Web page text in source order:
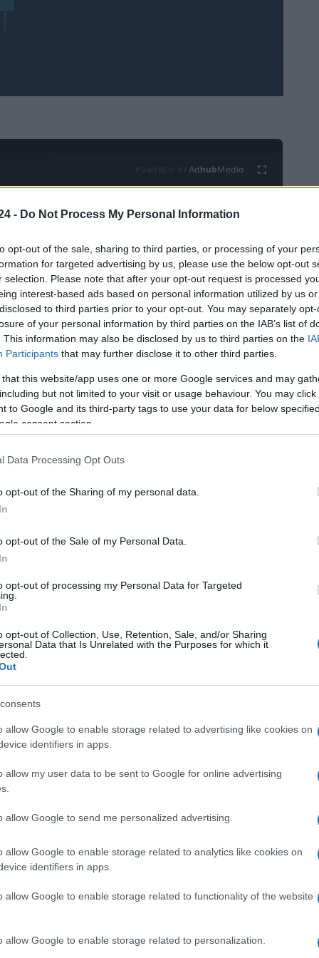
- Do Not Process My Personal Information
opt-out of the sale, sharing to third parties, or processing of your
for targeted advertising by us, please use the below opt-out
selection. Please note that after your opt-out request is processed
interest-based ads based on personal information utilized by us
to third parties prior to your opt-out. You may separately
of your personal information by third parties on the IAB’s list of
This information may also be disclosed by us to third parties on the
Participants that may further disclose it to other third parties.
that this website/app uses one or more Google services and may
but not limited to your visit or usage behaviour. You may
to Google and its third-party tags to use your data for below
consent section.
Data Processing Opt Outs
opt-out of the Sharing of my personal data.
opt-out of the Sale of my Personal Data.
opt-out of processing my Personal Data for Targeted
opt-out of Collection, Use, Retention, Sale, and/or Sharing
Data that Is Unrelated with the Purposes for which it
allow Google to enable storage related to advertising like cookies on
identifiers in apps.
allow my user data to be sent to Google for online advertising
allow Google to send me personalized advertising.
allow Google to enable storage related to analytics like cookies on
identifiers in apps.
allow Google to enable storage related to functionality of the website
allow Google to enable storage related to personalization.
Ad hubMedia
se ha vuelto la norma, las carteras de inversión
precedentes. ¿Te has preguntado cómo están
a este panorama? La respuesta radica en su
de inversiones en áreas estratégicas como la
aeroespacial y la defensa. Mientras tanto,
muestran un crecimiento prometedor, aunque no
los inversores.
listas para capitalizar un aumento significativo en la
de valor de la inteligencia artificial (IA), las
defensa. Estas inversiones no solo representan un
buscan fomentar un
para muchas empresas que desean
¿Sabías que las infraestructuras son la
espera que los gobiernos europeos inviertan
la recuperación económica. ¡Un movimiento